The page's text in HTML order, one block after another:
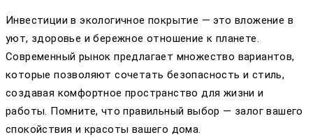
Инвестиции в экологичное покрытие — это вложение в
уют, здоровье и бережное отношение к планете.
Современный рынок предлагает множество вариантов,
которые позволяют сочетать безопасность и стиль,
создавая комфортное пространство для жизни и
работы. Помните, что правильный выбор — залог вашего
спокойствия и красоты вашего дома.